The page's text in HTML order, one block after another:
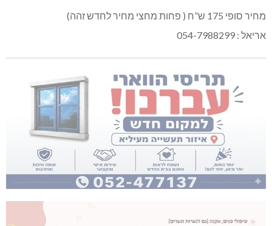
מחיר סופי 175 ש”ח ( פחות מחצי מחיר לחדש זהה)
אריאל : 054-7988299